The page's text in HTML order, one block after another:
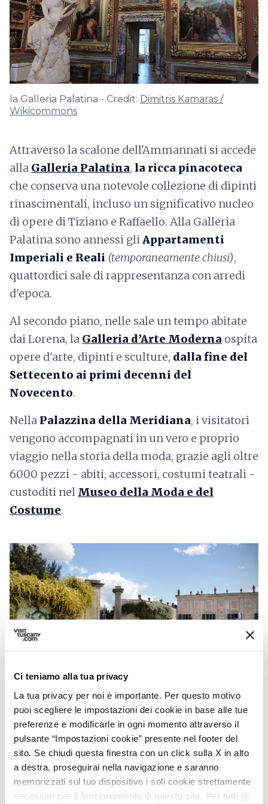
Ci teniamo alla tua privacy
La tua privacy per noi è importante. Per questo motivo
puoi scegliere le impostazioni dei cookie in base alle tue
preferenze e modificarle in ogni momento attraverso il
pulsante “Impostazioni cookie” presente nel footer del
sito. Se chiudi questa finestra con un click sulla X in alto
a destra, proseguirai nella navigazione e saranno
memorizzati sul tuo dispositivo i soli cookie strettamente
necessari per il funzionamento di questo sito. Per tutti gli
la Galleria Palatina - Credit: Dimitris Kamaras /
Wikicommons
Attraverso la scalone dell'Ammannati si accede
alla Galleria Palatina, la ricca pinacoteca
che conserva una notevole collezione di dipinti
rinascimentali, incluso un significativo nucleo
di opere di Tiziano e Raffaello. Alla Galleria
Palatina sono annessi gliAppartamenti
Imperiali e Reali (temporaneamente chiusi),
quattordici sale di rappresentanza con arredi
d'epoca.
Al secondo piano, nelle sale un tempo abitate
dai Lorena, la Galleria d’Arte Moderna ospita
opere d'arte, dipinti e sculture, dalla fine del
Settecento ai primi decenni del
Novecento.
Nella Palazzina della Meridiana, i visitatori
vengono accompagnati in un vero e proprio
viaggio nella storia della moda, grazie agli oltre
6000 pezzi - abiti, accessori, costumi teatrali -
custoditi nel Museo della Moda e del
Costume.
Il Museo delle Porcellane nel Giardino di Boboli -
Credit:KotomiCreations
Il Giardino di Boboli
La visita di Palazzo Pitti non può non includere